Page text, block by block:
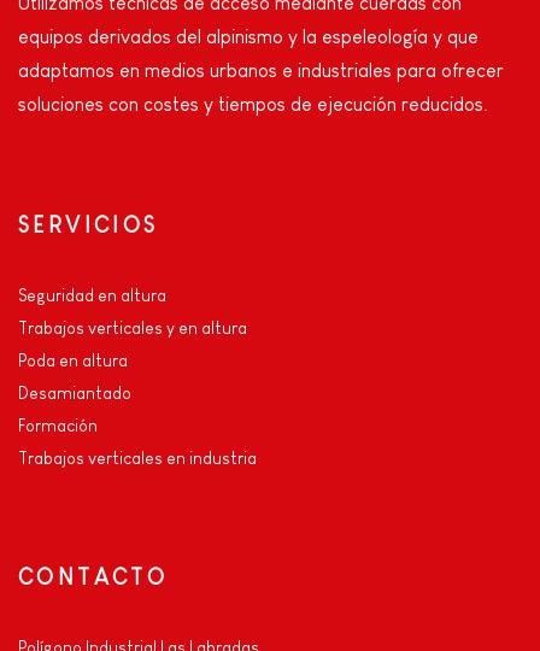
equipos derivados del alpinismo y la espeleología y que
adaptamos en medios urbanos e industriales para ofrecer
soluciones con costes y tiempos de ejecución reducidos.
SERVICIOS
Seguridad en altura
Trabajos verticales y en altura
Poda en altura
Desamiantado
Formación
Trabajos verticales en industria
CONTACTO